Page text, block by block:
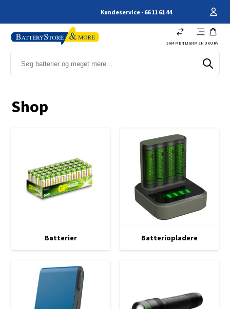
Kundeservice - 66 11 61 44
SAMMENLIGN MENU KURV
Shop
Batterier Batteriopladere